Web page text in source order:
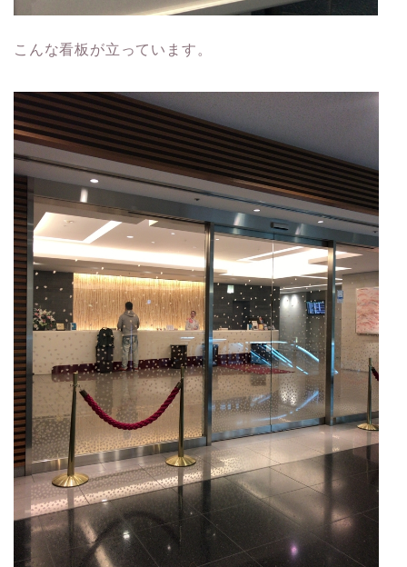
こんな看板が立っています。